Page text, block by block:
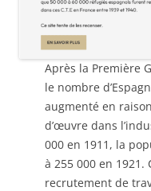
Après la Première
le nombre
augmenté en
d’œuvre dans
000 en 1911, la
à 255 000 en 1921.
recrutement de